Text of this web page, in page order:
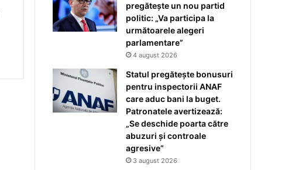
pregătește un nou partid
politic: „Va participa la
următoarele alegeri
parlamentare”
4 august 2026
Statul pregătește bonusuri
pentru inspectorii ANAF
care aduc bani la buget.
Patronatele avertizează:
„Se deschide poarta către
abuzuri și controale
agresive”
3 august 2026